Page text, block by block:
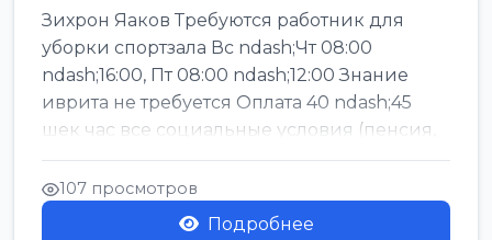
Зихрон Яаков Требуются работник для
уборки спортзала Вс ndash;Чт 08:00
ndash;16:00, Пт 08:00 ndash;12:00 Знание
иврита не требуется Оплата 40 ndash;45
шек час все социальные условия (пенсия,
керен ишт...
107 просмотров
Подробнее